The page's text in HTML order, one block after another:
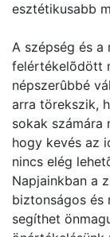
esztétikusabb
A szépség és a
felértékelõdött
népszerûbbé
arra törekszik,
sokak számára
hogy kevés az
nincs elég
Napjainkban a
biztonságos és
segíthet